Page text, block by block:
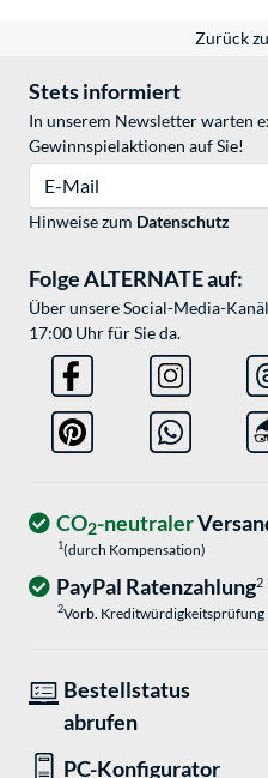
Zurück
Stets informiert
In unserem Newsletter warten
Gewinnspielaktionen auf Sie!
Hinweise zum Datenschutz
Folge ALTERNATE auf:
Über unsere Social-Media-
17:00 Uhr für Sie da.
CO2-neutraler
1(durch Kompensation)
PayPal Ratenzahlung2
2Vorb. Kreditwürdigkeitsprüfung
Bestellstatus
abrufen
PC-Konfigurator